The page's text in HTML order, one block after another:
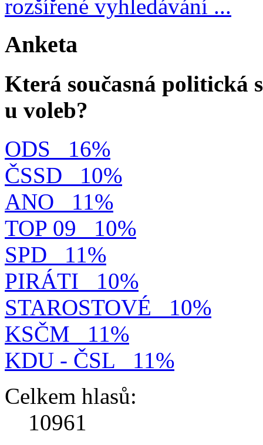
rozšířené vyhledávání ...
Anketa
Která současná politická
u voleb?
ODS
16%
ČSSD
10%
ANO
11%
TOP 09
10%
SPD
11%
PIRÁTI
10%
STAROSTOVÉ
10%
KSČM
11%
KDU - ČSL
11%
Celkem hlasů:
10961